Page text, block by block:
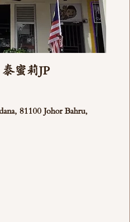
蜜莉JP
81100 Johor Bahru,